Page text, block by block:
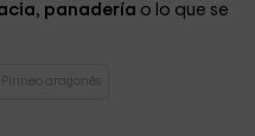
, panadería o lo que se
aragonés